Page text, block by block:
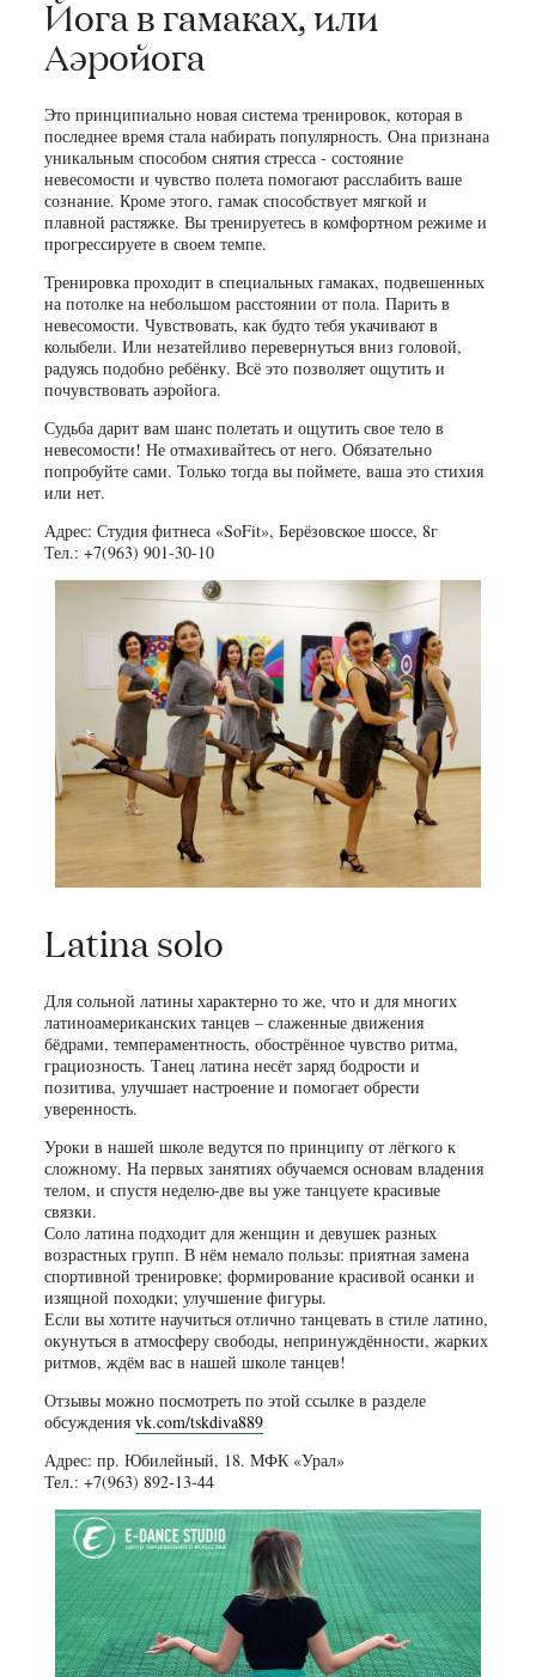
Йога в гамаках, или
Аэройога
Это принципиально новая система тренировок, которая в
последнее время стала набирать популярность. Она признана
уникальным способом снятия стресса - состояние
невесомости и чувство полета помогают расслабить ваше
сознание. Кроме этого, гамак способствует мягкой и
плавной растяжке. Вы тренируетесь в комфортном режиме и
прогрессируете в своем темпе.
Тренировка проходит в специальных гамаках, подвешенных
на потолке на небольшом расстоянии от пола. Парить в
невесомости. Чувствовать, как будто тебя укачивают в
колыбели. Или незатейливо перевернуться вниз головой,
радуясь подобно ребёнку. Всё это позволяет ощутить и
почувствовать аэройога.
Судьба дарит вам шанс полетать и ощутить свое тело в
невесомости! Не отмахивайтесь от него. Обязательно
попробуйте сами. Только тогда вы поймете, ваша это стихия
или нет.
Адрес: Студия фитнеса «SoFit», Берёзовское шоссе, 8г
Тел.: +7(963) 901-30-10
Latina solo
Для сольной латины характерно то же, что и для многих
латиноамериканских танцев – слаженные движения
бёдрами, темпераментность, обострённое чувство ритма,
грациозность. Танец латина несёт заряд бодрости и
позитива, улучшает настроение и помогает обрести
уверенность.
Уроки в нашей школе ведутся по принципу от лёгкого к
сложному. На первых занятиях обучаемся основам владения
телом, и спустя неделю-две вы уже танцуете красивые
связки.
Соло латина подходит для женщин и девушек разных
возрастных групп. В нём немало пользы: приятная замена
спортивной тренировке; формирование красивой осанки и
изящной походки; улучшение фигуры.
Если вы хотите научиться отлично танцевать в стиле латино,
окунуться в атмосферу свободы, непринуждённости, жарких
ритмов, ждём вас в нашей школе танцев!
Отзывы можно посмотреть по этой ссылке в разделе
обсужденияvk.com/tskdiva889
Адрес: пр. Юбилейный, 18. МФК «Урал»
Тел.: +7(963) 892-13-44